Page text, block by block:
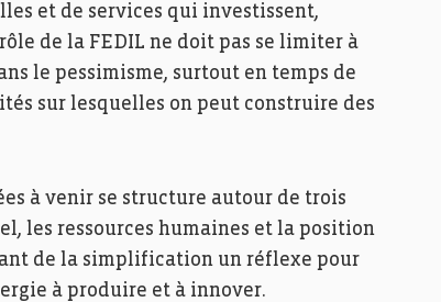
et de services qui investissent,
de la FEDIL ne doit pas se limiter à
le pessimisme, surtout en temps de
sur lesquelles on peut construire des
à venir se structure autour de trois
les ressources humaines et la position
de la simplification un réflexe pour
à produire et à innover.